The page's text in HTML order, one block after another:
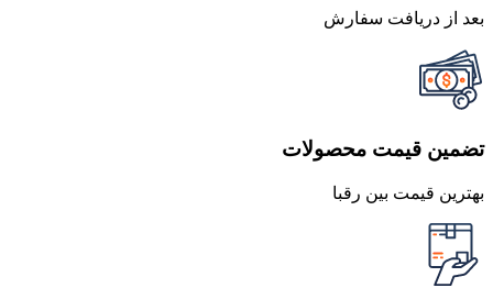
بعد از دریافت سفارش
تضمین قیمت محصولات
بهترین قیمت بین رقبا